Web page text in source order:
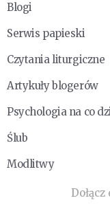
Blogi
Serwis papieski
Czytania liturgiczne
Artykuły blogerów
Psychologia na co
Ślub
Modlitwy